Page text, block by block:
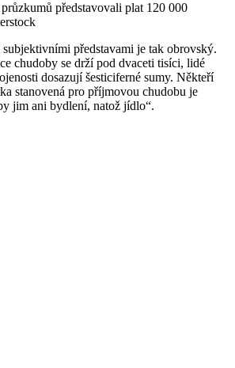
představovali plat 120 000
představami je tak obrovský.
chudoby se drží pod dvaceti tisíci, lidé
dosazují šesticiferné sumy. Někteří
stanovená pro příjmovou chudobu je
jim ani bydlení, natož jídlo“.